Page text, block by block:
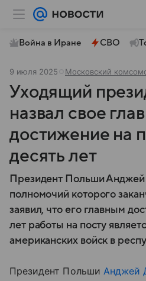
Война в Иране СВО
9 июля 2025 Московский
Уходящий
назвал свое
достижение на
десять лет
Президент Польши Анджей
полномочий которого
заявил, что его главным
лет работы на посту
американских войск в
Президент Польши Анджей